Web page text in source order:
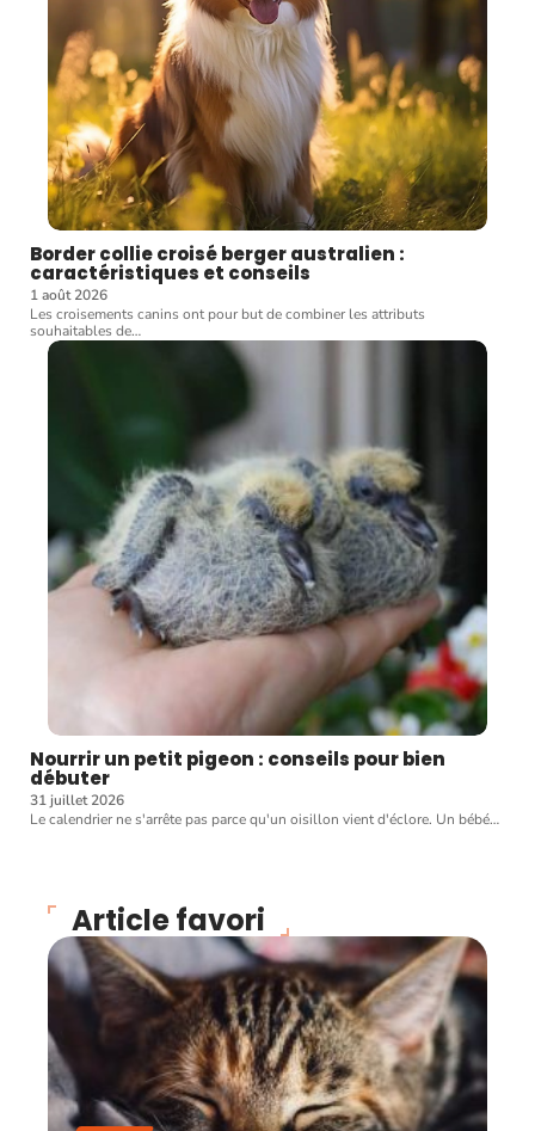
Border collie croisé berger australien :
caractéristiques et conseils
1 août 2026
Les croisements canins ont pour but de combiner les attributs
souhaitables de…
Nourrir un petit pigeon : conseils pour bien
débuter
31 juillet 2026
Le calendrier ne s'arrête pas parce qu'un oisillon vient d'éclore. Un bébé…
Article favori